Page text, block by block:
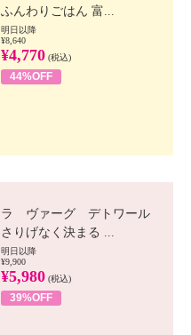
ふんわりごはん 富...
明日以降
¥8,640
¥4,770 (税込)
44%OFF
ラ ヴァーグ デトワール
さりげなく決まる ...
明日以降
¥9,900
¥5,980 (税込)
39%OFF